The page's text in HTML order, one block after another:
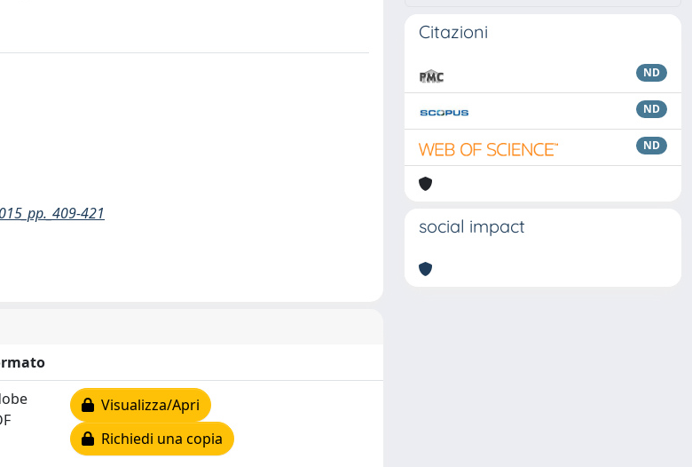
421
Visualizza/Apri
Richiedi una copia
Citazioni
ND
ND
ND
social impact